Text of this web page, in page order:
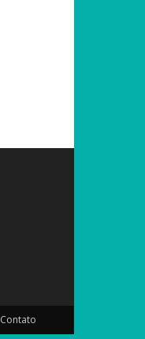
Contato